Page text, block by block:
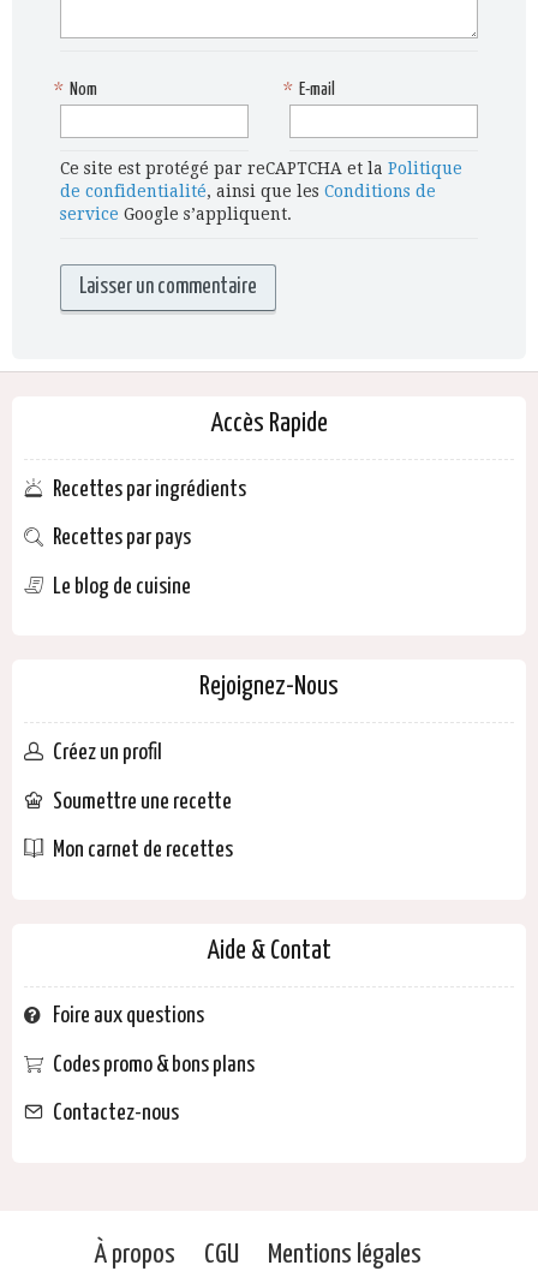
Nom
* E-mail
*
Ce site est protégé par reCAPTCHA et la Politique
de confidentialité, ainsi que les Conditions de
service Google s’appliquent.
Accès Rapide
Recettes par ingrédients
Recettes par pays
Le blog de cuisine
Rejoignez-Nous
Créez un profil
Soumettre une recette
Mon carnet de recettes
Aide & Contat
Foire aux questions
Codes promo & bons plans
Contactez-nous
À propos CGU Mentions légales